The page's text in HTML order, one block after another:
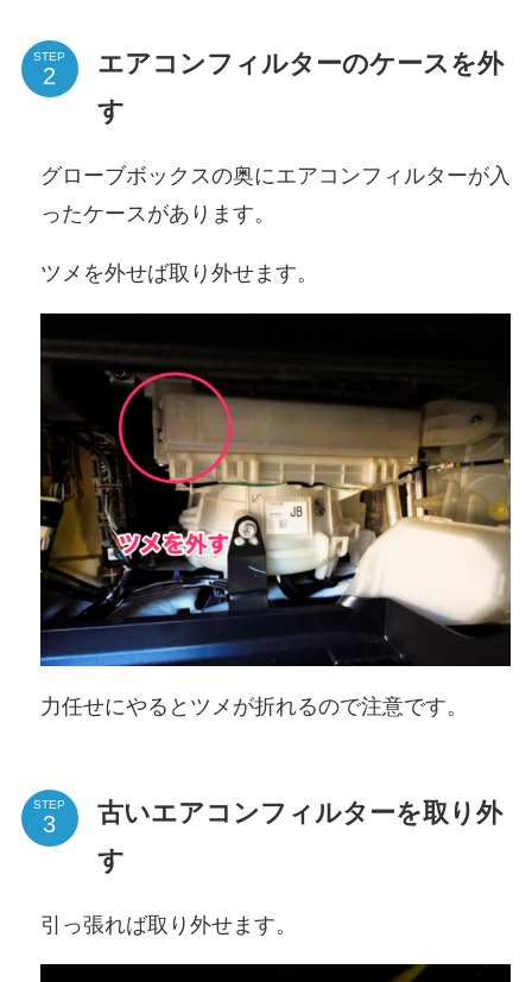
STEP
エアコンフィルターのケースを外
す
グローブボックスの奥にエアコンフィルターが入
ったケースがあります。
ツメを外せば取り外せます。
力任せにやるとツメが折れるので注意です。
STEP
古いエアコンフィルターを取り外
す
引っ張れば取り外せます。